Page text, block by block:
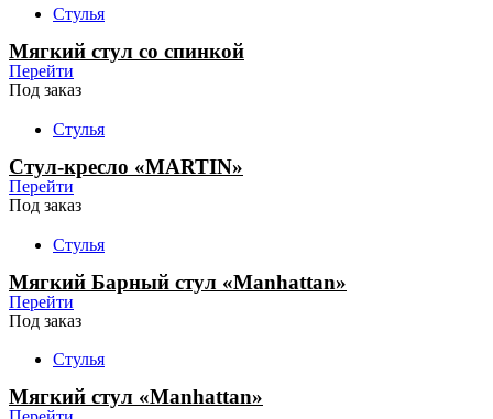
Стулья
Мягкий стул со спинкой
Перейти
Под заказ
Стулья
Стул-кресло «MARTIN»
Перейти
Под заказ
Стулья
Мягкий Барный стул «Manhattan»
Перейти
Под заказ
Стулья
Мягкий стул «Manhattan»